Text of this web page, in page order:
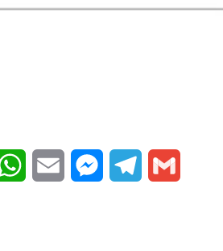
WhatsApp
Email MessengerTelegram